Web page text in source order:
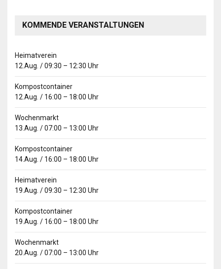
KOMMENDE VERANSTALTUNGEN
Heimatverein
12.Aug. /09:30 – 12:30 Uhr
Kompostcontainer
12.Aug. / 16:00 – 18:00 Uhr
Wochenmarkt
13.Aug. /07:00 – 13:00 Uhr
Kompostcontainer
14.Aug. / 16:00 – 18:00 Uhr
Heimatverein
19.Aug. /09:30 – 12:30 Uhr
Kompostcontainer
19.Aug. / 16:00 – 18:00 Uhr
Wochenmarkt
20.Aug. /07:00 – 13:00 Uhr